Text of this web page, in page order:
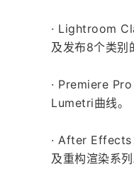
· Lightroom
及发布8个类别
· Premiere
Lumetri曲线。
· After Effects
及重构渲染系列